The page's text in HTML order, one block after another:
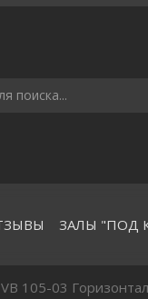
ЗАЛЫ "ПОД
VB 105-03